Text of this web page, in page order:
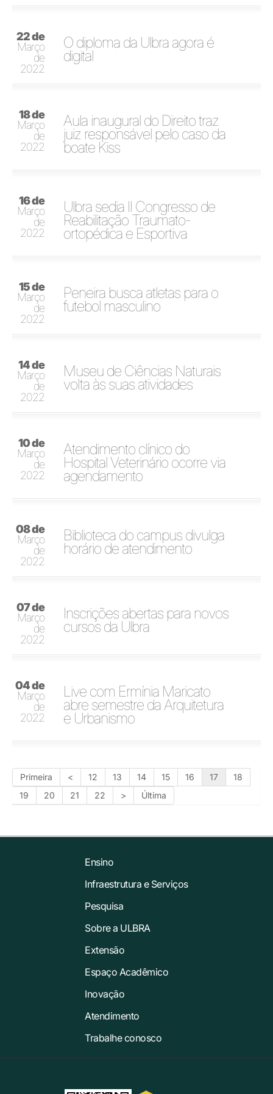
22 de
Março
de
2022
O diploma da Ulbra agora é
digital
18 de
Março
de
2022
Aula inaugural do Direito traz
juiz responsável pelo caso da
boate Kiss
16 de
Março
de
2022
Ulbra sedia II Congresso de
Reabilitação Traumato-
ortopédica e Esportiva
15 de
Março
de
2022
Peneira busca atletas para o
futebol masculino
14 de
Março
de
2022
Museu de Ciências Naturais
volta às suas atividades
10 de
Março
de
2022
Atendimento clínico do
Hospital Veterinário ocorre via
agendamento
08 de
Março
de
2022
Biblioteca do campus divulga
horário de atendimento
07 de
Março
de
2022
Inscrições abertas para novos
cursos da Ulbra
04 de
Março
de
2022
Live com Ermínia Maricato
abre semestre da Arquitetura
e Urbanismo
Primeira < 12 13 14 15 16 17
18
19
20 21 22 > Última
Ensino
Infraestrutura e Serviços
Pesquisa
Sobre a ULBRA
Extensão
Espaço Acadêmico
Inovação
Atendimento
Trabalhe conosco